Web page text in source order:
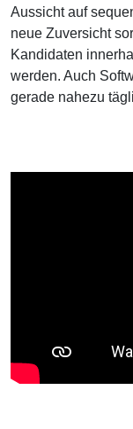
Aussicht auf
neue Zuversicht
Kandidaten
werden. Auch
gerade nahezu